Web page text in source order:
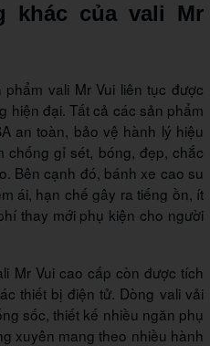
khác của vali Mr
vali Mr Vui liên tục được
hiện đại. Tất cả các sản phẩm
an toàn, bảo vệ hành lý hiệu
chống gỉ sét, bóng, đẹp, chắc
Bên cạnh đó, bánh xe cao su
ái, hạn chế gây ra tiếng ồn, ít
thay mới phụ kiện cho người
Mr Vui cao cấp còn được tích
thiết bị điện tử. Dòng vali vải
sốc, thiết kế nhiều ngăn phụ
xuyên mang theo nhiều hành